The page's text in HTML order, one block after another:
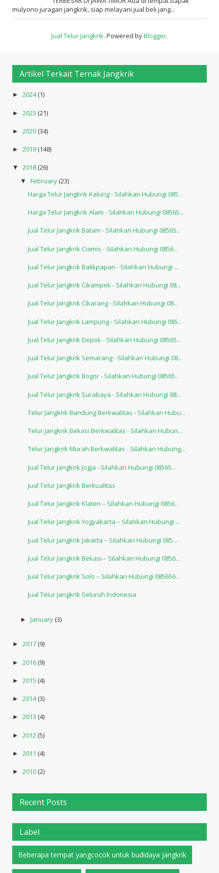
mulyono juragan jangkrik, siap melayani jual beli jang...
Jual Telur Jangkrik. Powered byBlogger.
Artikel Terkait Ternak Jangkrik
► 2024(1)
► 2023 (21)
► 2020(34)
► 2019(148)
▼ 2018(26)
▼ February(23)
Harga Telur Jangkrik Kalung - Silahkan Hubungi 085...
Harga Telur Jangkrik Alam - Silahkan Hubungi 08565...
Jual Telur Jangkrik Batam - Silahkan Hubungi 08565...
Jual Telur Jangkrik Ciamis - Silahkan Hubungi 0856...
Jual Telur Jangkrik Balikpapan - Silahkan Hubungi ...
Jual Telur Jangkrik Cikampek - Silahkan Hubungi 08...
Jual Telur Jangkrik Cikarang - Silahkan Hubungi 08...
Jual Telur Jangkrik Lampung - Silahkan Hubungi 085...
Jual Telur Jangkrik Depok - Silahkan Hubungi 08565...
Jual Telur Jangkrik Semarang - Silahkan Hubungi 08...
Jual Telur Jangkrik Bogor - Silahkan Hubungi 08565...
Jual Telur Jangkrik Surabaya - Silahkan Hubungi 08...
Telur Jangkrik Bandung Berkwalitas - Silahkan Hubu...
Telur Jangkrik Bekasi Berkwalitas - Silahkan Hubun...
Telur Jangkrik Murah Berkwalitas - Silahkan Hubung...
Jual Telur Jangkrik Jogja - Silahkan Hubungi 08565...
Jual Telur Jangkrik Berkualitas
Jual Telur Jangkrik Klaten – Silahkan Hubungi 0856...
Jual Telur Jangkrik Yogyakarta – Silahkan Hubungi ...
Jual Telur Jangkrik Jakarta – Silahkan Hubungi 085...
Jual Telur Jangkrik Bekasi – Silahkan Hubungi 0856...
Jual Telur Jangkrik Solo – Silahkan Hubungi 085656...
Jual Telur Jangkrik Seluruh Indonesia
► January(3)
► 2017(9)
► 2016(9)
► 2015 (4)
► 2014(3)
► 2013 (4)
► 2012 (5)
► 2011 (4)
► 2010(2)
Recent Posts
Label
Beberapa tempat yangcocok untuk budidaya jangkrik